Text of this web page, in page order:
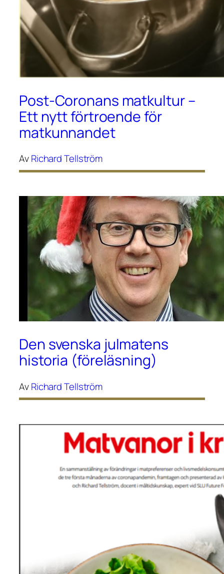
Post-Coronans matkultur –
Ett nytt förtroende för
matkunnandet
AvRichard Tellström
Den svenska julmatens
historia (föreläsning)
AvRichard Tellström